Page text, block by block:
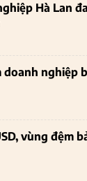
Hà Lan
nghiệp
vùng đệm